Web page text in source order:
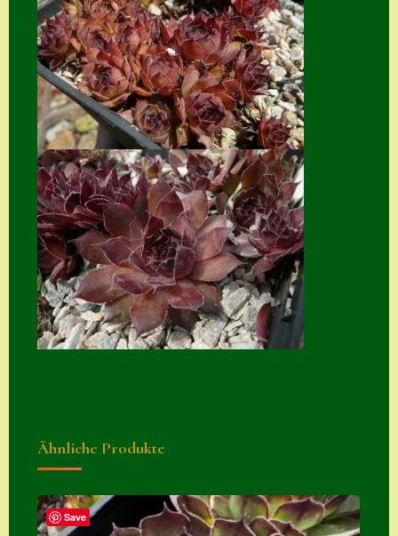
Versand
Versand von
Semps
Warenkorb
Warenkorb
Widerrufsbelehru
ng
Zahlung
Zahlungs- &
Versandinfos
Zubehör
Ähnliche Produkte
Save